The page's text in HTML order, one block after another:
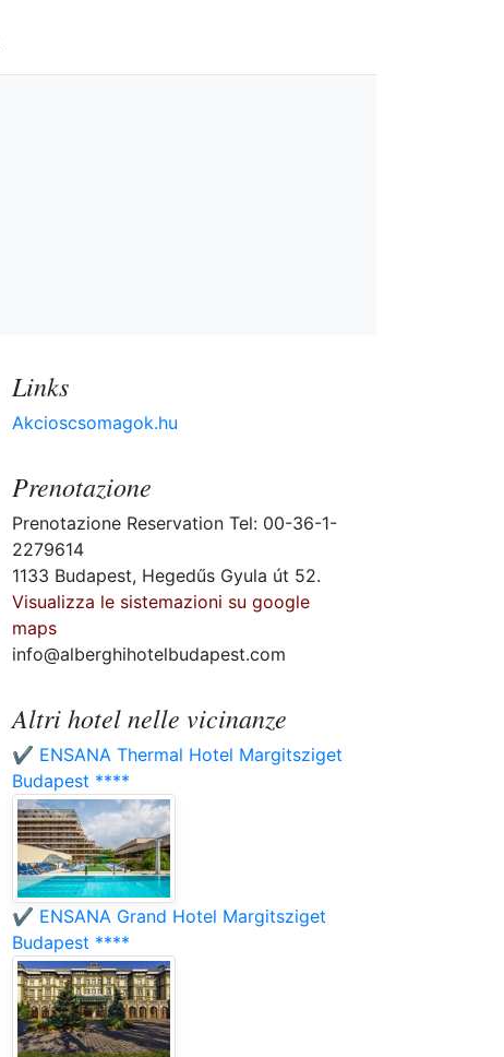
Links
Akcioscsomagok.hu
Prenotazione
Prenotazione Reservation Tel: 00-36-1-
2279614
1133 Budapest, Hegedűs Gyula út 52.
Visualizza le sistemazioni su google
maps
info@alberghihotelbudapest.com
Altri hotel nelle vicinanze
✔️ ENSANA Thermal Hotel Margitsziget
Budapest ****
✔️ ENSANA Grand Hotel Margitsziget
Budapest ****